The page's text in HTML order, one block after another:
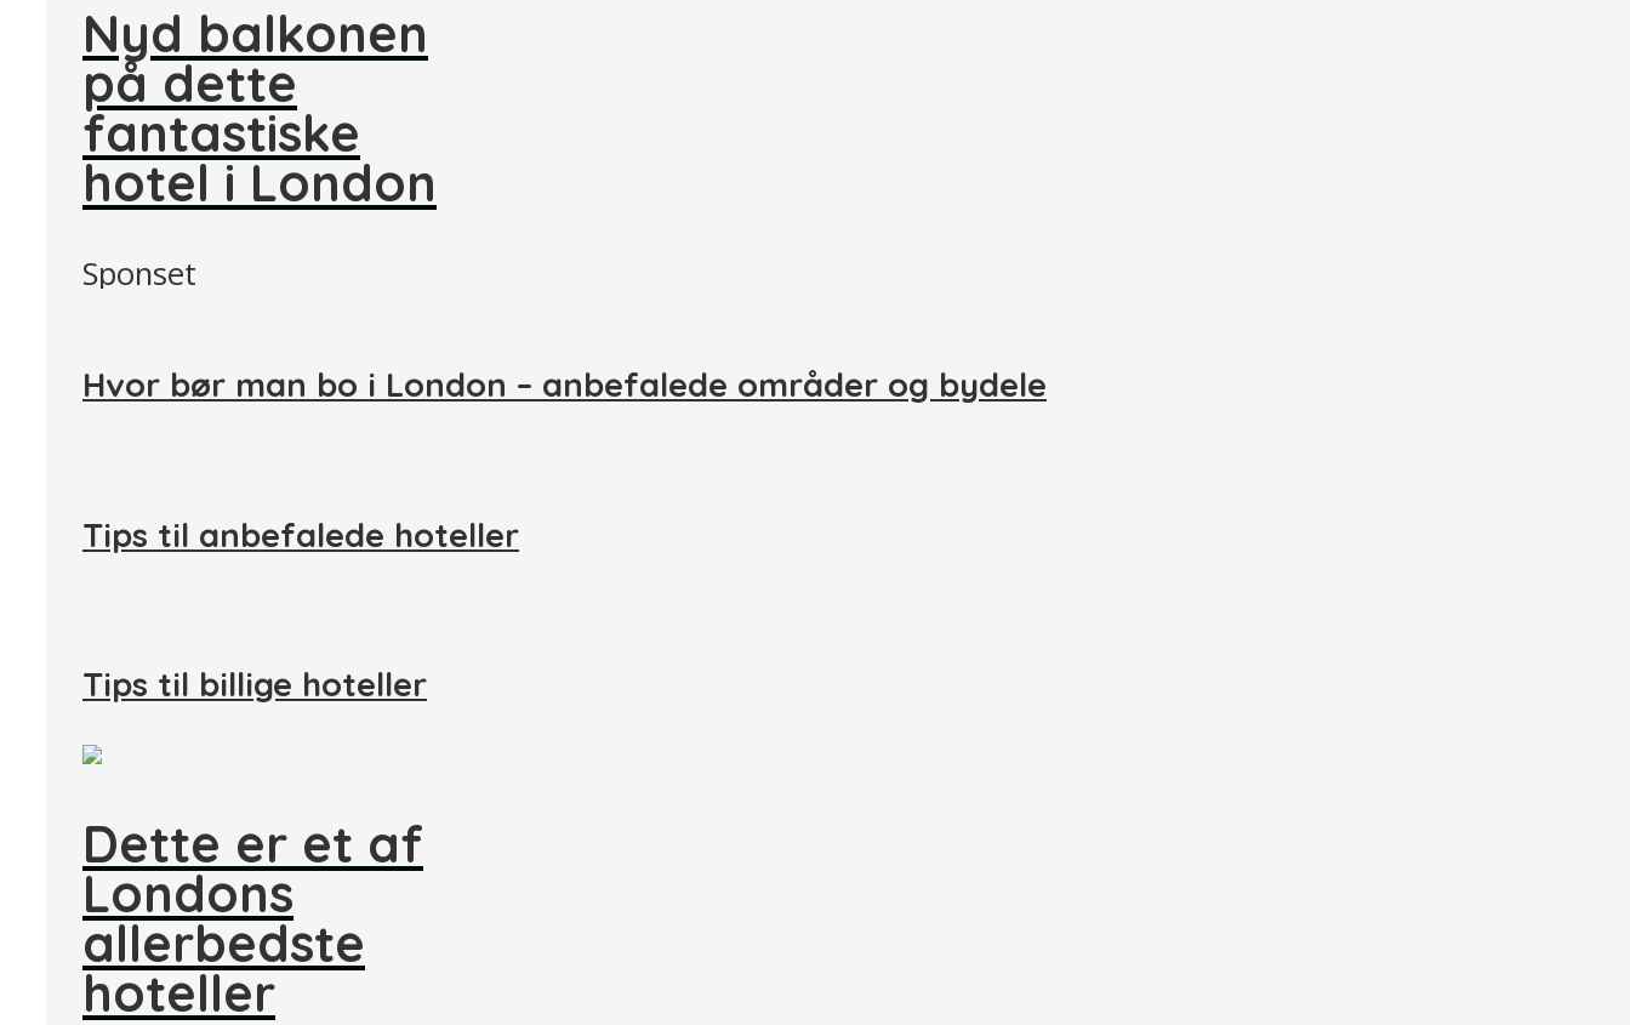
Nyd balkonen
på dette
fantastiske
hotel i London
Sponset
Hvor bør man bo i London – anbefalede områder og bydele
Tips til anbefalede hoteller
Tips til billige hoteller
Dette er et af
Londons
allerbedste
hoteller